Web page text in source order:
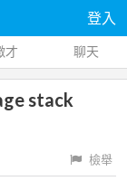
登入
才 聊天
stack
檢舉